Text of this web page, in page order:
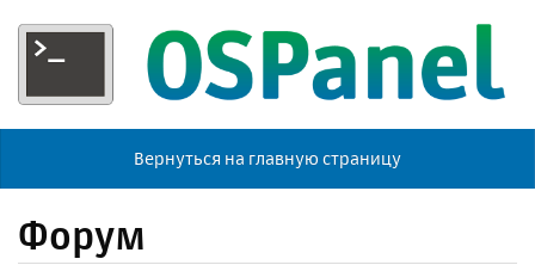
Вернуться на главную страницу
Форум